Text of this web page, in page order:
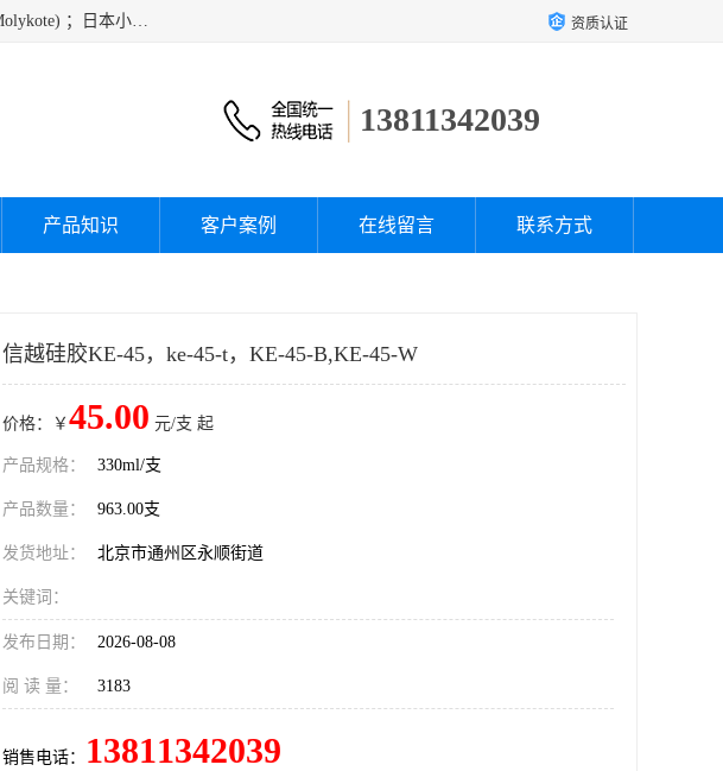
经销美国道康宁（DOW CORNING）硅胶；通用/东芝（GE/Toshiba）3M胶粘剂；乐泰（Loctite)；磨利可（Molykote) ；日本小西（KONISHI）硅胶；施敏打硬,硅胶；信越 产品；关东化成防潮披腹胶 ；三键；索尼；韩国Diabond，等各种电子电机电器进口硅胶产品、硅脂、硅油，经销美国道康宁（DOW CORNING）硅胶等 资质认证
13811342039
产品知识 客户案例 在线留言 联系方式
信越硅胶KE-45，ke-45-t，KE-45-B,KE-45-W
价格：￥ 45.00 元/支 起
产品规格： 330ml/支
产品数量： 963.00支
发货地址： 北京市通州区永顺街道
关键词：
发布日期： 2026-08-08
阅 读 量： 3183
销售电话： 13811342039